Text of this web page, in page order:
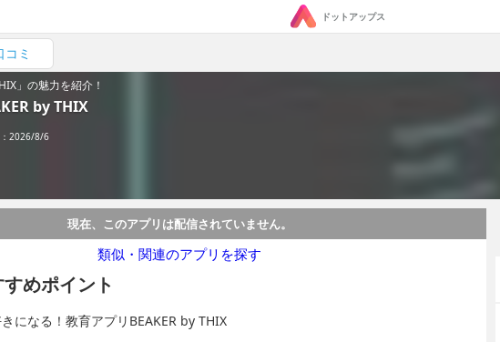
ドットアップス
コミ
」の魅力を紹介！
by THIX
2026/8/6
現在、このアプリは配信されていません。
類似・関連のアプリを探す
めポイント
になる！教育アプリBEAKER by THIX